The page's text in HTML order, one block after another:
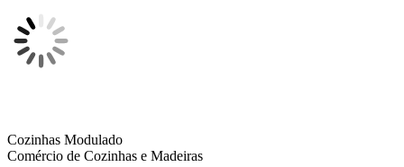
Cozinhas Modulado
Comércio de Cozinhas e Madeiras